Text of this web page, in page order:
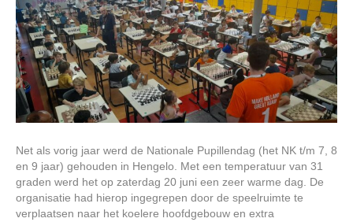
Net als vorig jaar werd de Nationale Pupillendag (het NK t/m 7, 8
en 9 jaar) gehouden in Hengelo. Met een temperatuur van 31
graden werd het op zaterdag 20 juni een zeer warme dag. De
organisatie had hierop ingegrepen door de speelruimte te
verplaatsen naar het koelere hoofdgebouw en extra